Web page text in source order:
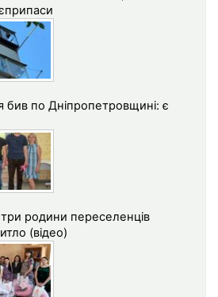
бив по Дніпропетровщині: є
родини переселенців
(відео)